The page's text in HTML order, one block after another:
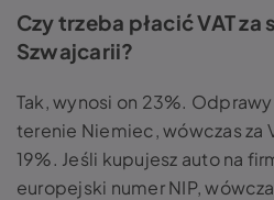
Czy trzeba płacić VAT za
Szwajcarii?
Tak, wynosi on 23%.
terenie Niemiec, wówczas za
19%. Jeśli kupujesz auto na
europejski numer NIP,